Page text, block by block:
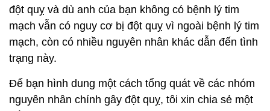
đột quỵ và dù anh của bạn không có bệnh lý tim
mạch vẫn có nguy cơ bị đột quỵ vì ngoài bệnh lý tim
mạch, còn có nhiều nguyên nhân khác dẫn đến tình
trạng này.
Để bạn hình dung một cách tổng quát về các nhóm
nguyên nhân chính gây đột quỵ, tôi xin chia sẻ một